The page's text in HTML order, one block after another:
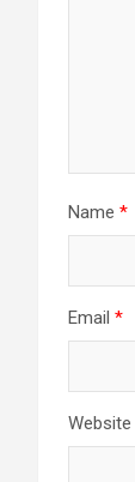
Name *
Email *
Website